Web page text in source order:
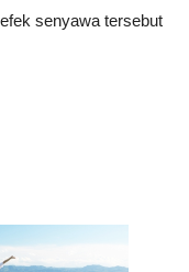
senyawa tersebut